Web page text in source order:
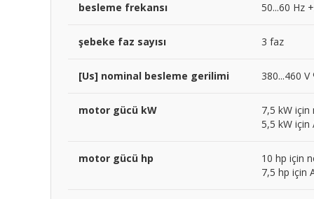
besleme frekansı 50...60 Hz
şebeke faz sayısı 3 faz
[Us] nominal besleme gerilimi 380...460 V
motor gücü kW
7,5 kW
5,5 kW için
motor gücü hp
10 hp için
7,5 hp için